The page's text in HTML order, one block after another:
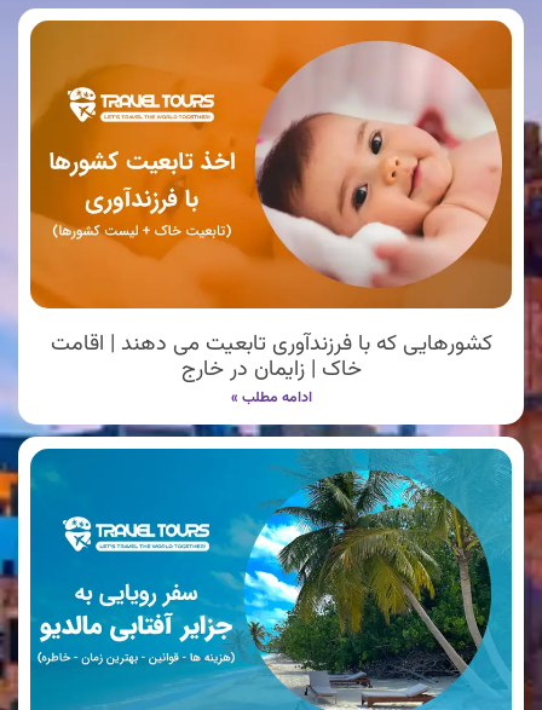
کشورهایی که با فرزندآوری تابعیت می دهند | اقامت
خاک | زایمان در خارج
ادامه مطلب »